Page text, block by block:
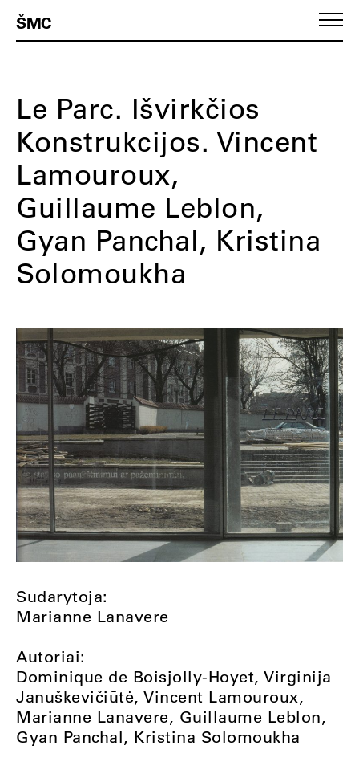
ŠMC
Le Parc. Išvirkčios
Konstrukcijos. Vincent
Lamouroux,
Guillaume Leblon,
Gyan Panchal, Kristina
Solomoukha
Sudarytoja:
Marianne Lanavere
Autoriai:
Dominique de Boisjolly-Hoyet, Virginija
Januškevičiūtė, Vincent Lamouroux,
Marianne Lanavere, Guillaume Leblon,
Gyan Panchal, Kristina Solomoukha